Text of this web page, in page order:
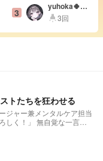
3
yuhoka🍀💫
💤
highlight3回
トたちを狂わせる
ジャー兼メンタルケア担当
自覚な一言